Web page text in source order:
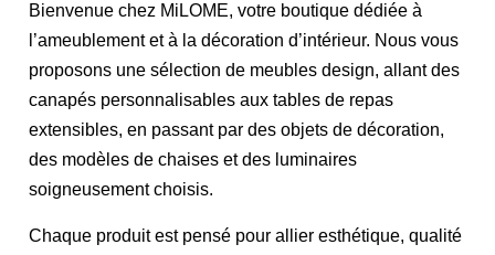
Bienvenue chez MiLOME, votre boutique dédiée à
l’ameublement et à la décoration d’intérieur. Nous vous
proposons une sélection de meubles design, allant des
canapés personnalisables aux tables de repas
extensibles, en passant par des objets de décoration,
des modèles de chaises et des luminaires
soigneusement choisis.
Chaque produit est pensé pour allier esthétique, qualité